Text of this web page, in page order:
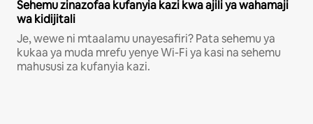
Sehemu zinazofaa kufanyia kazi kwa ajili ya wahamaji
wa kidijitali
Je, wewe ni mtaalamu unayesafiri? Pata sehemu ya
kukaa ya muda mrefu yenye Wi-Fi ya kasi na sehemu
mahususi za kufanyia kazi.